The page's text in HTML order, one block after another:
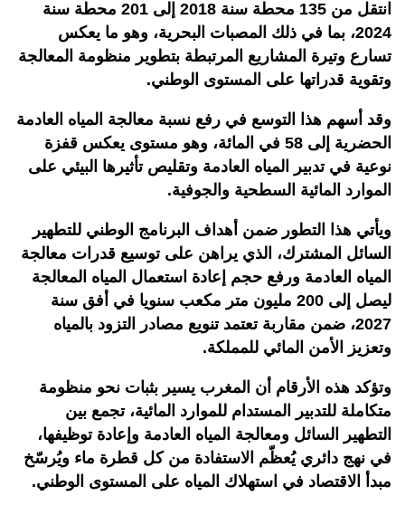
انتقل من 135 محطة سنة 2018 إلى 201 محطة سنة
2024، بما في ذلك المصبات البحرية، وهو ما يعكس
تسارع وتيرة المشاريع المرتبطة بتطوير منظومة المعالجة
وتقوية قدراتها على المستوى الوطني.
وقد أسهم هذا التوسع في رفع نسبة معالجة المياه العادمة
الحضرية إلى 58 في المائة، وهو مستوى يعكس قفزة
نوعية في تدبير المياه العادمة وتقليص تأثيرها البيئي على
الموارد المائية السطحية والجوفية.
ويأتي هذا التطور ضمن أهداف البرنامج الوطني للتطهير
السائل المشترك، الذي يراهن على توسيع قدرات معالجة
المياه العادمة ورفع حجم إعادة استعمال المياه المعالجة
ليصل إلى 200 مليون متر مكعب سنويا في أفق سنة
2027، ضمن مقاربة تعتمد تنويع مصادر التزود بالمياه
وتعزيز الأمن المائي للمملكة.
وتؤكد هذه الأرقام أن المغرب يسير بثبات نحو منظومة
متكاملة للتدبير المستدام للموارد المائية، تجمع بين
التطهير السائل ومعالجة المياه العادمة وإعادة توظيفها،
في نهج دائري يُعظّم الاستفادة من كل قطرة ماء ويُرسّخ
مبدأ الاقتصاد في استهلاك المياه على المستوى الوطني.